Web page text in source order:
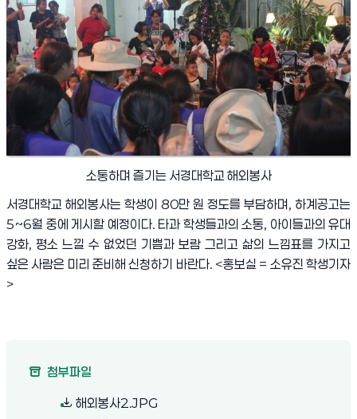
소통하며 즐기는 서경대학교 해외봉사
서경대학교 해외봉사는 학생이 80만 원 정도를 부담하며 , 하계공고는
5~6월 중에 게시할 예정이다. 타과 학생들과의 소통, 아이들과의 유대
강화, 평소 느낄 수 없었던 기쁨과 보람 그리고 삶의 느낌표를 가지고
싶은 사람은 미리 준비해 신청하기 바란다. <홍보실 = 소유진 학생기자
>
첨부파일
해외봉사2.JPG